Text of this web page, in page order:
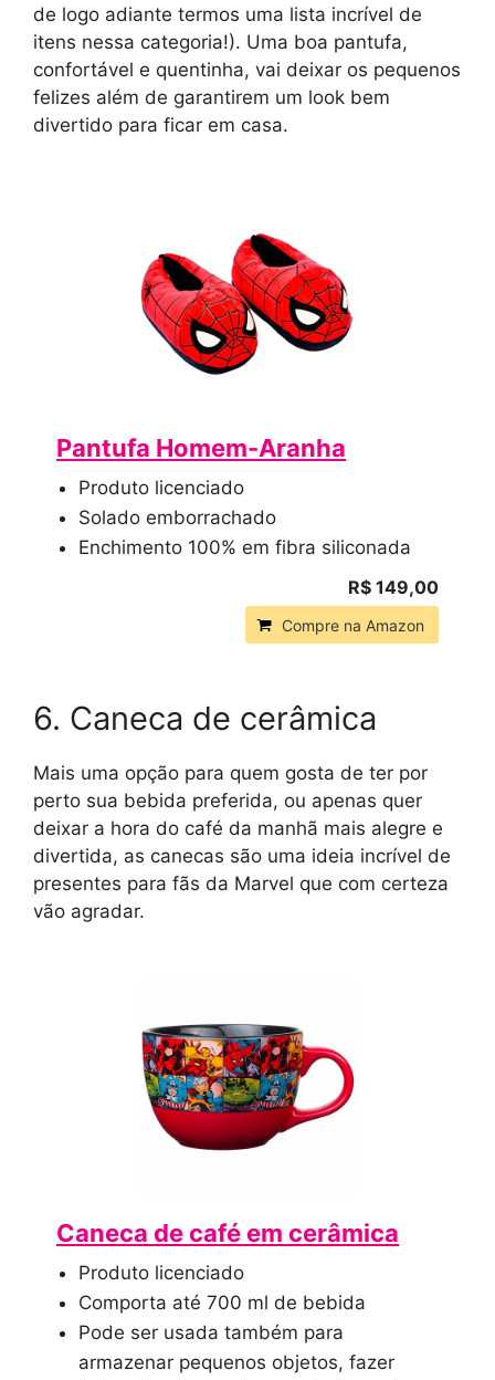
de logo adiante termos uma lista incrível de
itens nessa categoria!). Uma boa pantufa,
confortável e quentinha, vai deixar os pequenos
felizes além de garantirem um look bem
divertido para ficar em casa.
Pantufa Homem-Aranha
Produto licenciado
Solado emborrachado
Enchimento 100% em fibra siliconada
R$ 149,00
Compre na Amazon
6. Caneca de cerâmica
Mais uma opção para quem gosta de ter por
perto sua bebida preferida, ou apenas quer
deixar a hora do café da manhã mais alegre e
divertida, as canecas são uma ideia incrível de
presentes para fãs da Marvel que com certeza
vão agradar.
Caneca de café em cerâmica
Produto licenciado
Comporta até 700 ml de bebida
Pode ser usada também para
armazenar pequenos objetos, fazer